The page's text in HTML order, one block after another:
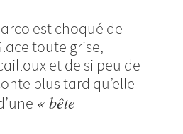
est choqué de
toute grise,
et de si peu de
plus tard qu’elle
« bête